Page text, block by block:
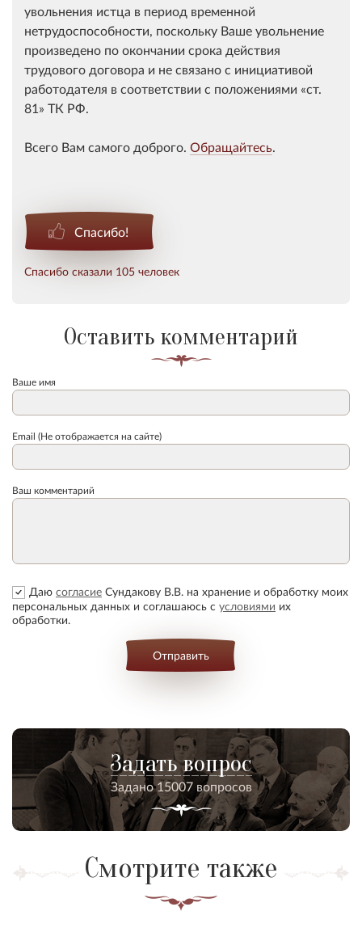
увольнения истца в период временной
нетрудоспособности, поскольку Ваше увольнение
произведено по окончании срока действия
трудового договора и не связано с инициативой
работодателя в соответствии с положениями
ст.
81
ТК РФ.
Всего Вам самого доброго. Обращайтесь.
Спасибо!
Спасибо сказали 105 человек
Оставить комментарий
Ваше имя
Email (Не отображается на сайте)
Ваш комментарий
Даю согласие Сундакову В.В. на хранение и обработку моих
персональных данных и соглашаюсь с условиями их
обработки.
Отправить
Задать вопрос
Задано 15007 вопросов
Смотрите также